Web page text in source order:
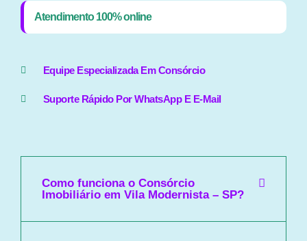
Atendimento 100% online
Equipe Especializada Em Consórcio
Suporte Rápido Por WhatsApp E E-Mail
Como funciona o Consórcio
Imobiliário em Vila Modernista – SP?